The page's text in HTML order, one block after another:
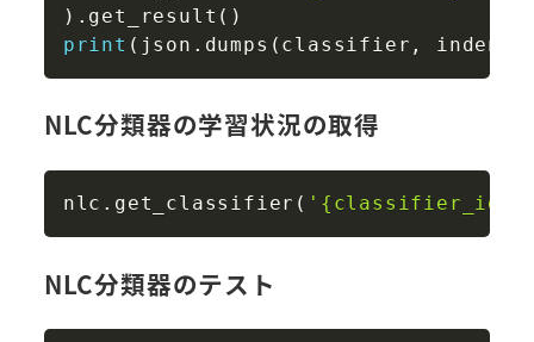
) . get_result ( )
print ( json . dumps ( classifier , indent
NLC分類器の学習状況の取得
nlc . get_classifier ( '{classifier_id}'
Copy
NLC分類器のテスト